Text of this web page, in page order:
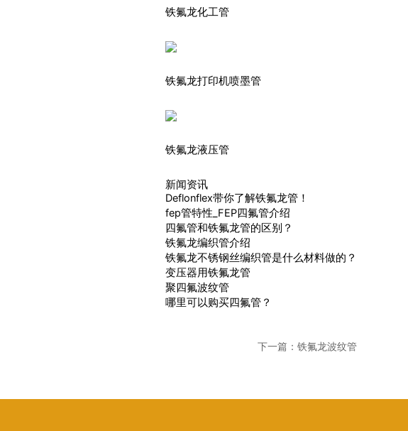
铁氟龙化工管
铁氟龙打印机喷墨管
铁氟龙液压管
新闻资讯
Deflonflex带你了解铁氟龙管！
fep管特性_FEP四氟管介绍
四氟管和铁氟龙管的区别？
铁氟龙编织管介绍
铁氟龙不锈钢丝编织管是什么材料做的？
变压器用铁氟龙管
聚四氟波纹管
哪里可以购买四氟管？
下一篇： 铁氟龙波纹管